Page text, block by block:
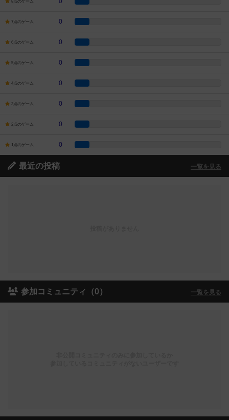
8点のゲーム
7点のゲーム 0
6点のゲーム 0
5点のゲーム 0
4点のゲーム 0
3点のゲーム 0
2点のゲーム 0
1点のゲーム 0
最近の投稿 一覧を見る
参加コミュニティ（0） 一覧を見る